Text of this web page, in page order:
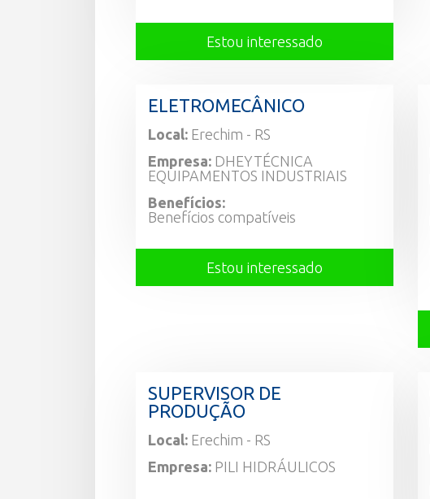
Estou interessado
ELETROMECÂNICO
Local: Erechim - RS
Empresa: DHEYTÉCNICA
EQUIPAMENTOS INDUSTRIAIS
Benefícios:
Benefícios compatíveis
Estou interessado
SUPERVISOR DE
PRODUÇÃO
Local: Erechim - RS
Empresa: PILI HIDRÁULICOS